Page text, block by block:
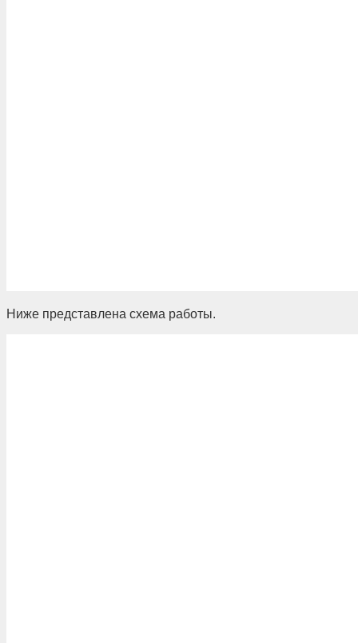
Ниже представлена схема работы.